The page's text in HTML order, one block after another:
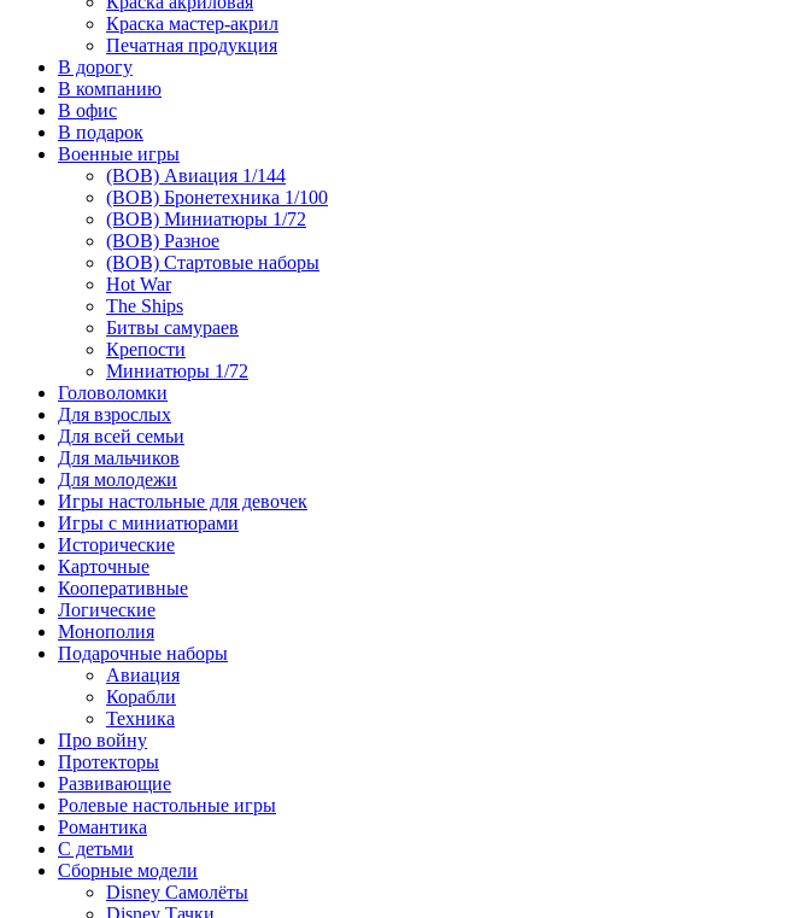
Краска мастер-акрил
Печатная продукция
В дорогу
В компанию
В офис
В подарок
Военные игры
(ВОВ) Авиация 1/144
(ВОВ) Бронетехника 1/100
(ВОВ) Миниатюры 1/72
(ВОВ) Разное
(ВОВ) Стартовые наборы
Hot War
The Ships
Битвы самураев
Крепости
Миниатюры 1/72
Головоломки
Для взрослых
Для всей семьи
Для мальчиков
Для молодежи
Игры настольные для девочек
Игры с миниатюрами
Исторические
Карточные
Кооперативные
Логические
Монополия
Подарочные наборы
Авиация
Корабли
Техника
Про войну
Протекторы
Развивающие
Ролевые настольные игры
Романтика
С детьми
Сборные модели
Disney Самолёты
Disney Тачки